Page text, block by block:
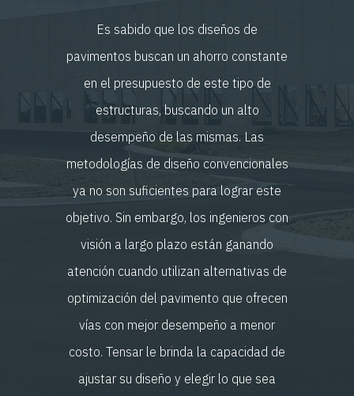
Es sabido que los diseños de
pavimentos buscan un ahorro constante
en el presupuesto de este tipo de
estructuras, buscando un alto
desempeño de las mismas. Las
metodologías de diseño convencionales
ya no son suficientes para lograr este
objetivo. Sin embargo, los ingenieros con
visión a largo plazo están ganando
atención cuando utilizan alternativas de
optimización del pavimento que ofrecen
vías con mejor desempeño a menor
costo. Tensar le brinda la capacidad de
ajustar su diseño y elegir lo que sea